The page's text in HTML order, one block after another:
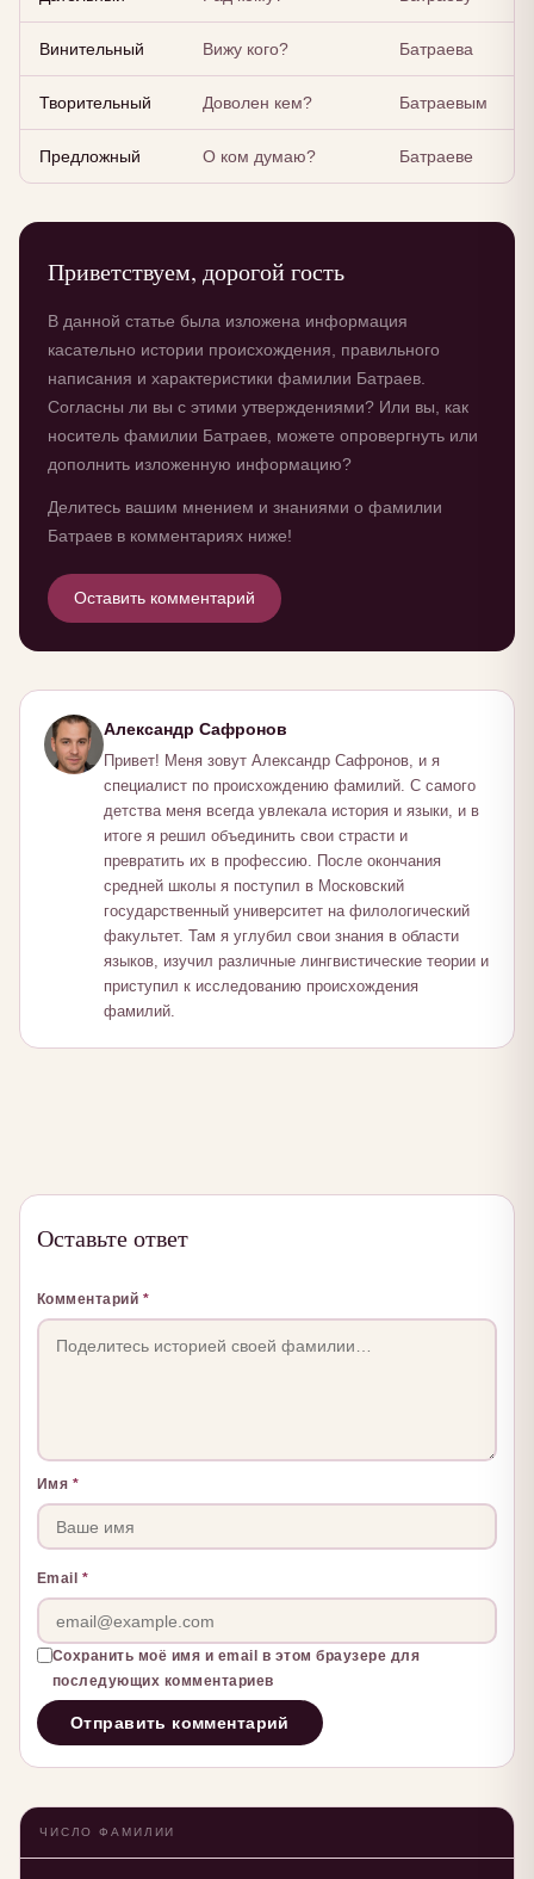
Винительный Вижу кого? Батраева
Творительный Доволен кем? Батраевым
Предложный О ком думаю? Батраеве
Приветствуем, дорогой гость
В данной статье была изложена информация
касательно истории происхождения, правильного
написания и характеристики фамилии Батраев.
Согласны ли вы с этими утверждениями? Или вы, как
носитель фамилии Батраев, можете опровергнуть или
дополнить изложенную информацию?
Делитесь вашим мнением и знаниями о фамилии
Батраев в комментариях ниже!
Оставить комментарий
Александр Сафронов
Привет! Меня зовут Александр Сафронов, и я
специалист по происхождению фамилий. С самого
детства меня всегда увлекала история и языки, и в
итоге я решил объединить свои страсти и
превратить их в профессию. После окончания
средней школы я поступил в Московский
государственный университет на филологический
факультет. Там я углубил свои знания в области
языков, изучил различные лингвистические теории и
приступил к исследованию происхождения
фамилий.
Оставьте ответ
Комментарий *
Имя *
Email *
Сохранить моё имя и email в этом браузере для
последующих комментариев
ЧИСЛО ФАМИЛИИ